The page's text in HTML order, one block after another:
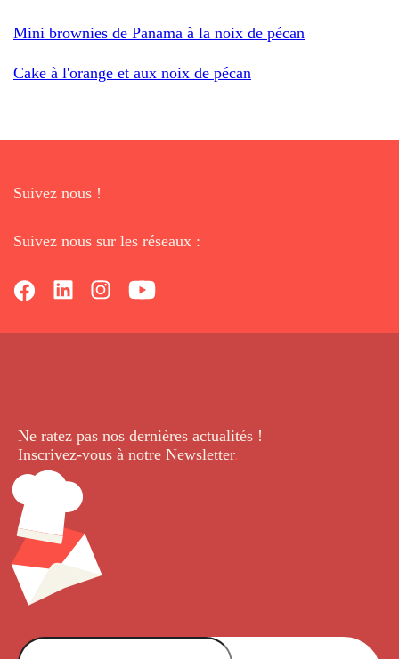
Mini brownies de Panama à la noix de pécan
Cake à l'orange et aux noix de pécan
Suivez nous !
Suivez nous sur les réseaux :
Ne ratez pas nos dernières actualités !
Inscrivez-vous à notre Newsletter.